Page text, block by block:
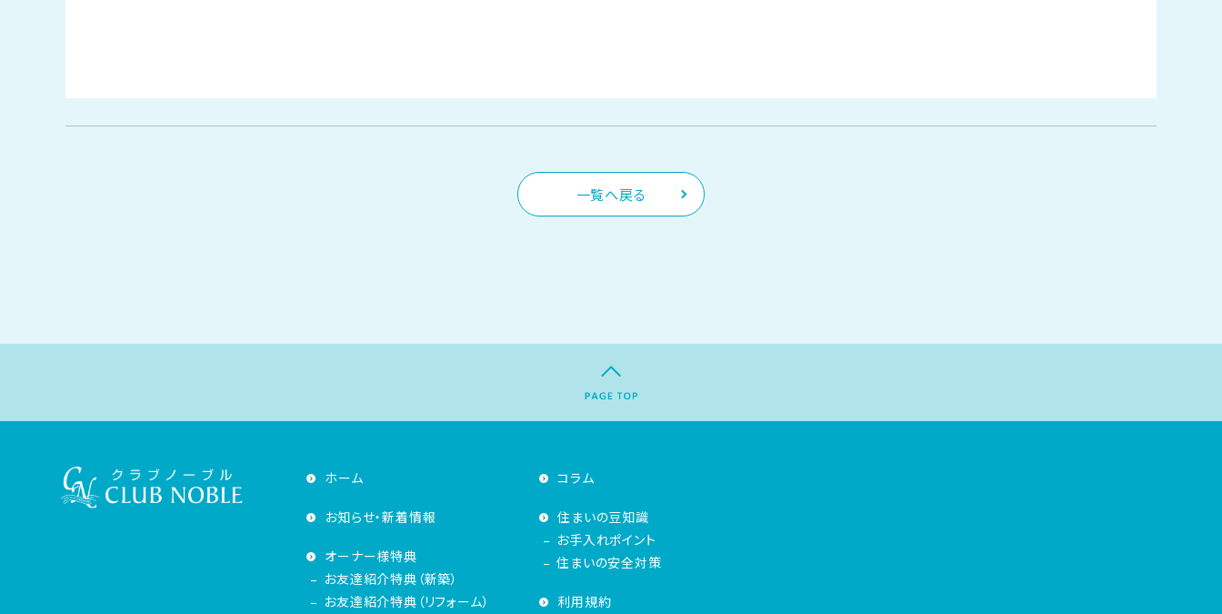
一覧へ戻る
ホーム
お知らせ・新着情報
オーナー様特典
お友達紹介特典（新築）
お友達紹介特典（リフォーム）
コラム
住まいの豆知識
お手入れポイント
住まいの安全対策
利用規約